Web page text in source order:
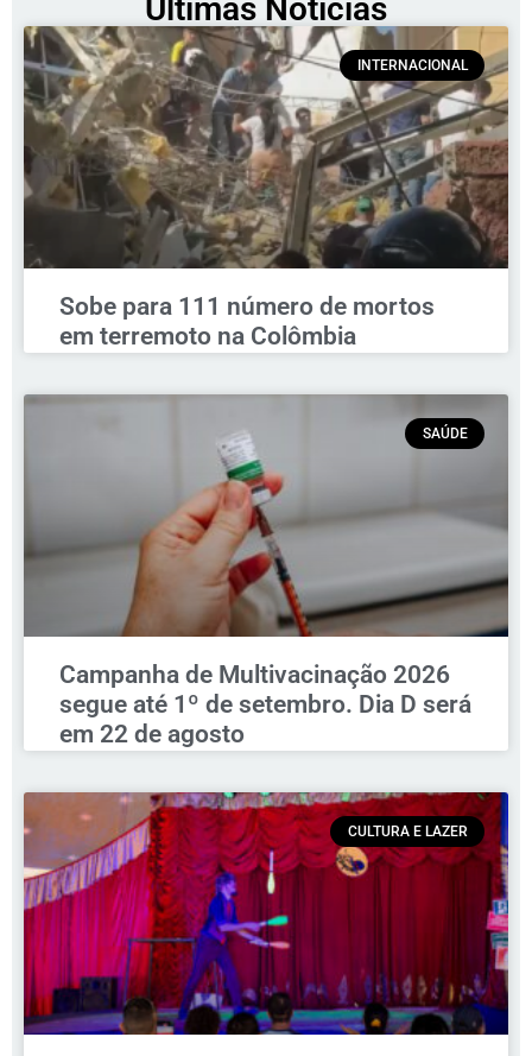
Últimas Notícias
INTERNACIONAL
Sobe para 111 número de mortos
em terremoto na Colômbia
SAÚDE
Campanha de Multivacinação 2026
segue até 1º de setembro. Dia D será
em 22 de agosto
CULTURA E LAZER